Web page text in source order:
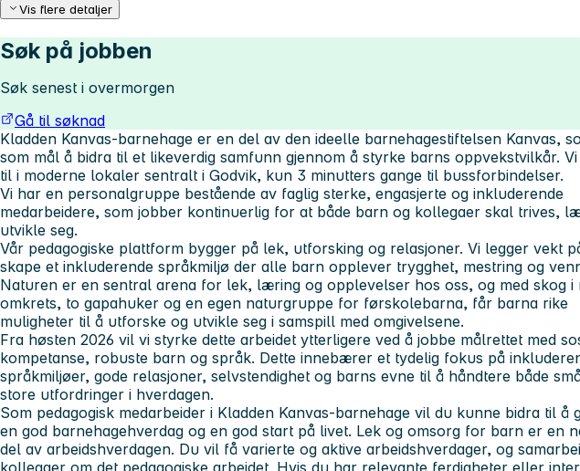
Vis flere detaljer
Søk på jobben
Søk senest i overmorgen
Gå til søknad
Kladden Kanvas-barnehage er en del av den ideelle barnehagestiftelsen Kanvas,
som mål å bidra til et likeverdig samfunn gjennom å styrke barns oppvekstvilkår.
til i moderne lokaler sentralt i Godvik, kun 3 minutters gange til bussforbindelser.
Vi har en personalgruppe bestående av faglig sterke, engasjerte og inkluderende
medarbeidere, som jobber kontinuerlig for at både barn og kollegaer skal trives,
utvikle seg.
Vår pedagogiske plattform bygger på lek, utforsking og relasjoner. Vi legger vekt
skape et inkluderende språkmiljø der alle barn opplever trygghet, mestring og
Naturen er en sentral arena for lek, læring og opplevelser hos oss, og med skog
omkrets, to gapahuker og en egen naturgruppe for førskolebarna, får barna rike
muligheter til å utforske og utvikle seg i samspill med omgivelsene.
Fra høsten 2026 vil vi styrke dette arbeidet ytterligere ved å jobbe målrettet med
kompetanse, robuste barn og språk. Dette innebærer et tydelig fokus på
språkmiljøer, gode relasjoner, selvstendighet og barns evne til å håndtere både
store utfordringer i hverdagen.
Som pedagogisk medarbeider i Kladden Kanvas-barnehage vil du kunne bidra til å
en god barnehagehverdag og en god start på livet. Lek og omsorg for barn er en
del av arbeidshverdagen. Du vil få varierte og aktive arbeidshverdager, og